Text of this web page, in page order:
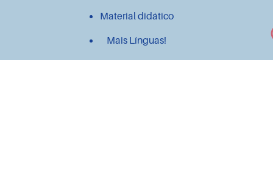
Material didático
Mais Línguas!